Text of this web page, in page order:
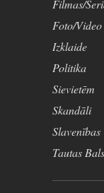
Filmas/
Foto/Video
Izklaide
Politika
Sievietēm
Skandāli
Slavenības
Tautas